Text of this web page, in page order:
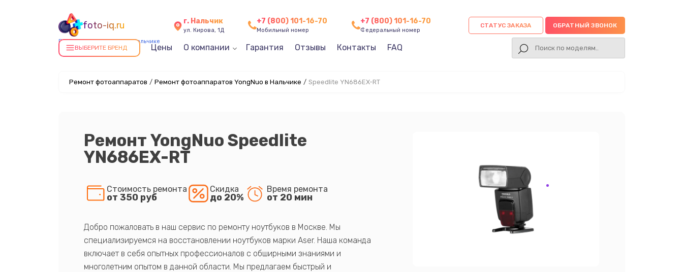
foto-iq.ru
Ремонт фотоаппаратов в Нальчике
г. Нальчик
ул. Кирова, 1Д
+7 (800) 101-16-70
Мобильный номер
+7 (800) 101-16-70
Федеральный номер
СТАТУС ЗАКАЗА ОБРАТНЫЙ ЗВОНОК
ВЫБЕРИТЕ БРЕНД Цены О компании Гарантия Отзывы Контакты FAQ
Ремонт фотоаппаратов / Ремонт фотоаппаратов YongNuo в Нальчике / Speedlite YN686EX-RT
Ремонт YongNuo Speedlite
YN686EX-RT
Стоимость ремонта
от 350 руб
Скидка
до 20%
Время ремонта
от 20 мин
Добро пожаловать в наш сервис по ремонту ноутбуков в Москве. Мы
специализируемся на восстановлении ноутбуков марки Aser. Наша команда
включает в себя опытных профессионалов с обширными знаниями и
многолетним опытом в данной области. Мы предлагаем быстрый и